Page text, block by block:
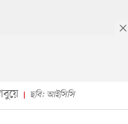
ছবি: আইসিসি